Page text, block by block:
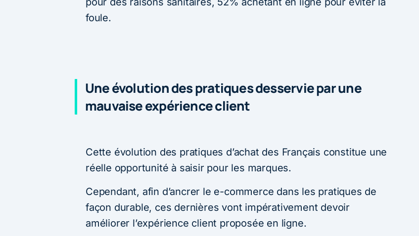
foule.
Une évolution des pratiques desservie par une
mauvaise expérience client
Cette évolution des pratiques d’achat des Français constitue une
réelle opportunité à saisir pour les marques.
Cependant, afin d’ancrer le e-commerce dans les pratiques de
façon durable, ces dernières vont impérativement devoir
améliorer l’expérience client proposée en ligne.